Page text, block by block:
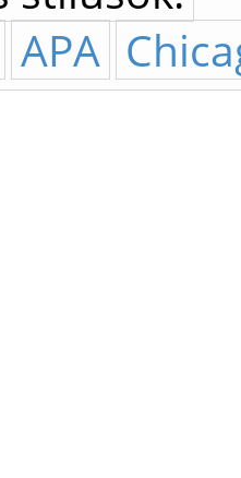
APA